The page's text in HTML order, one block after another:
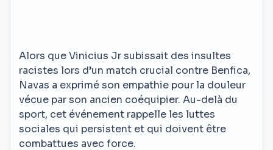
Alors que Vinicius Jr subissait des insultes
racistes lors d’un match crucial contre Benfica,
Navas a exprimé son empathie pour la douleur
vécue par son ancien coéquipier. Au-delà du
sport, cet événement rappelle les luttes
sociales qui persistent et qui doivent être
combattues avec force.